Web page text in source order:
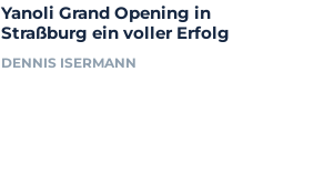
Yanoli Grand Opening in
Straßburg ein voller Erfolg
DENNIS ISERMANN